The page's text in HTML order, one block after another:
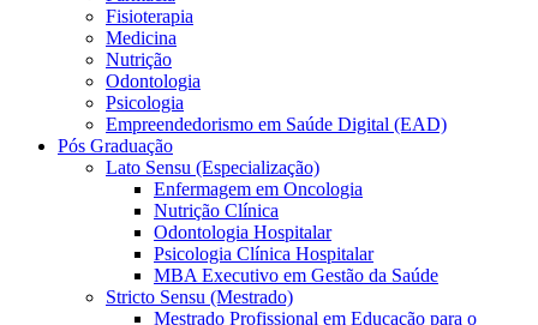
Fisioterapia
Medicina
Nutrição
Odontologia
Psicologia
Empreendedorismo em Saúde Digital (EAD)
Pós Graduação
Lato Sensu (Especialização)
Enfermagem em Oncologia
Nutrição Clínica
Odontologia Hospitalar
Psicologia Clínica Hospitalar
MBA Executivo em Gestão da Saúde
Stricto Sensu (Mestrado)
Mestrado Profissional em Educação para o